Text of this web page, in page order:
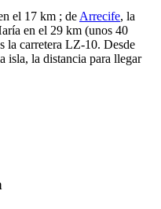
el 17 km ; de Arrecife, la
en el 29 km (unos 40
la carretera LZ-10. Desde
isla, la distancia para llegar